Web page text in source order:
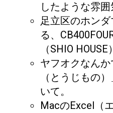
したような雰囲
足立区のホン
る、
（SHIO HOUSE
ヤフオクなん
（とうじもの
いて。
MacのExcel（